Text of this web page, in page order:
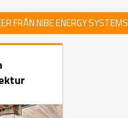
FRÅN NIBE ENERGY SYSTEMS